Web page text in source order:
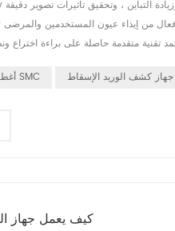
أغطية فتحة SMC جهاز كشف الوريد الإسقاط
كيف يعمل جهاز